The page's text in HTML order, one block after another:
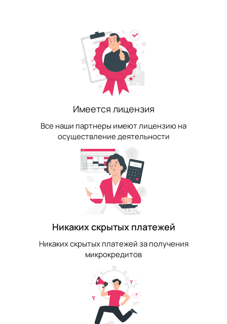
Имеется лицензия
Все наши партнеры имеют лицензию на
осуществление деятельности
Никаких скрытых платежей
Никаких скрытых платежей за получения
микрокредитов